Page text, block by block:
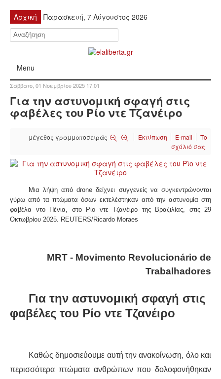
Αρχική Παρασκευή, 7 Αύγουστος 2026
Menu
ΚΙΝΗΤΟΠΟΙΉΣΕΙΣ
ΕΙΔΉΣΕΙΣ
ΑΝΑΚΟΙΝΏΣΕΙΣ
ΑΝΑΛΎΣΕΙΣ
ΟΙΚΟΝΟΜΊΑ
ΑΝΑΤΟΛΙΚΉ ΕΥΡΏΠΗ / ΒΑΛΚΆΝΙΑ
ΜΈΣΗ ΑΝΑΤΟΛΉ / ΒΌΡΕΙΑ ΑΦΡΙΚΉ
Σάββατο, 01 Νοεμβρίου 2025 17:01
Για την αστυνομική σφαγή στις
φαβέλες του Ρίο ντε Τζανέιρο
μέγεθος γραμματοσειράς Εκτύπωση E-mail
Το
σχόλιό σας
Μια λήψη από drone δείχνει συγγενείς να συγκεντρώνονται
γύρω από τα πτώματα όσων εκτελέστηκαν από την αστυνομία στη
φαβέλα ντο Πένια, στο Ρίο ντε Τζανέιρο της Βραζιλίας, στις 29
Οκτωβρίου 2025. REUTERS/Ricardo Moraes
MRT - Movimento Revolucionário de
Trabalhadores
Για την αστυνομική σφαγή στις
φαβέλες του Ρίο ντε Τζανέιρο
Καθώς δημοσιεύουμε αυτή την ανακοίνωση, όλο και
περισσότερα πτώματα ανθρώπων που δολοφονήθηκαν